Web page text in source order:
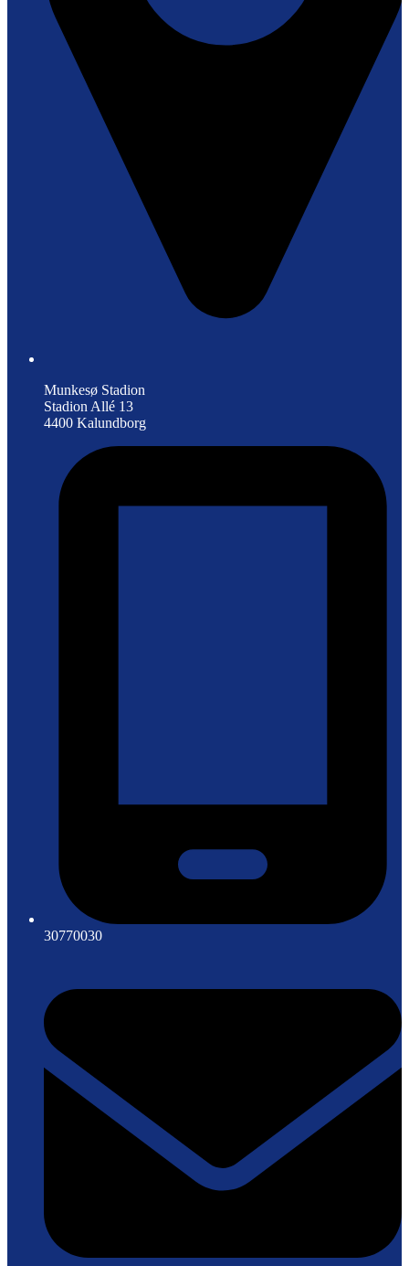
Munkesø Stadion
Stadion Allé 13
4400 Kalundborg
30770030